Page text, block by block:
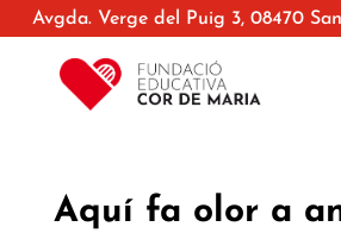
Avgda. Verge del Puig 3, 08470
Aquí fa olor a